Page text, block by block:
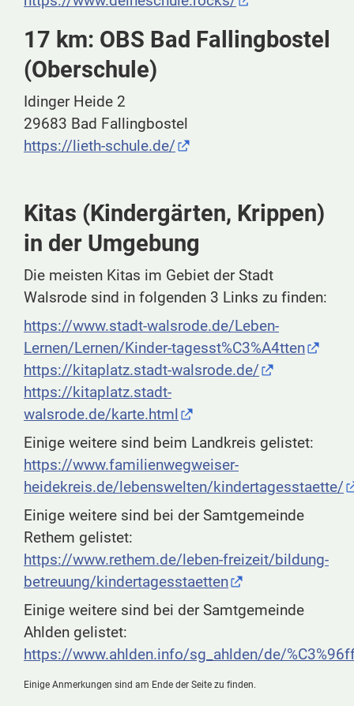
17 km: OBS Bad Fallingbostel
(Oberschule)
Idinger Heide 2
29683 Bad Fallingbostel
https://lieth-schule.de/
Kitas (Kindergärten, Krippen)
in der Umgebung
Die meisten Kitas im Gebiet der Stadt
Walsrode sind in folgenden 3 Links zu finden:
https://www.stadt-walsrode.de/Leben-
Lernen/Lernen/Kinder-tagesst%C3%A4tten
https://kitaplatz.stadt-walsrode.de/
https://kitaplatz.stadt-
walsrode.de/karte.html
Einige weitere sind beim Landkreis gelistet:
https://www.familienwegweiser-
heidekreis.de/lebenswelten/kindertagesstaette/
Einige weitere sind bei der Samtgemeinde
Rethem gelistet:
https://www.rethem.de/leben-freizeit/bildung-
betreuung/kindertagesstaetten
Einige weitere sind bei der Samtgemeinde
Ahlden gelistet:
https://www.ahlden.info/sg_ahlden/de/
Einige Anmerkungen sind am Ende der Seite zu finden.